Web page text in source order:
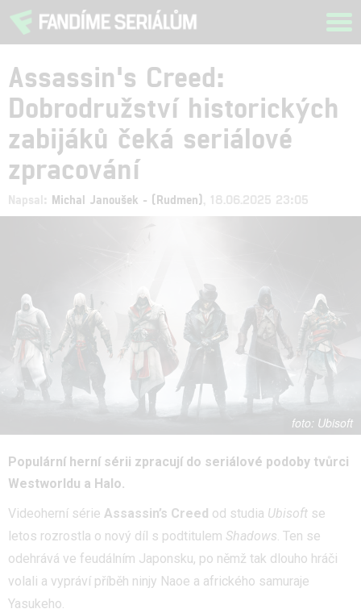
Assassin's Creed:
Dobrodružství historických
zabijáků čeká seriálové
zpracování
Napsal: Michal Janoušek - (Rudmen) , 18.06.2025 23:05
Ubisoft
Populární herní sérii zpracují do seriálové podoby tvůrci
Westworldu a Halo.
Videoherní série Assassin’s Creed od studia Ubisoft se
letos rozrostla o nový díl s podtitulem Shadows. Ten se
odehrává ve feudálním Japonsku, po němž tak dlouho hráči
volali a vypráví příběh ninjy Naoe a afrického samuraje
Yasukeho.